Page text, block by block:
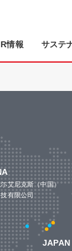
情報 サステ
艾尼克斯（中国）
有限公司
JAPAN